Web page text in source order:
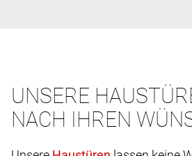
UNSERE
NACH IHREN